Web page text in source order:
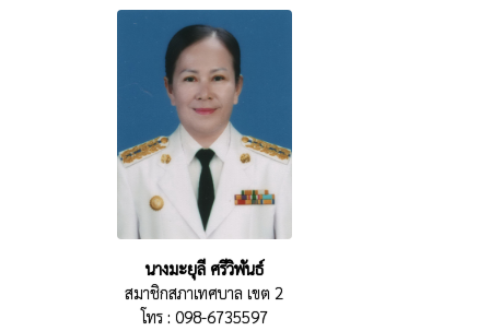
นางมะยุลี ศรีวิพันธ์
สมาชิกสภาเทศบาล เขต 2
โทร : 098-6735597